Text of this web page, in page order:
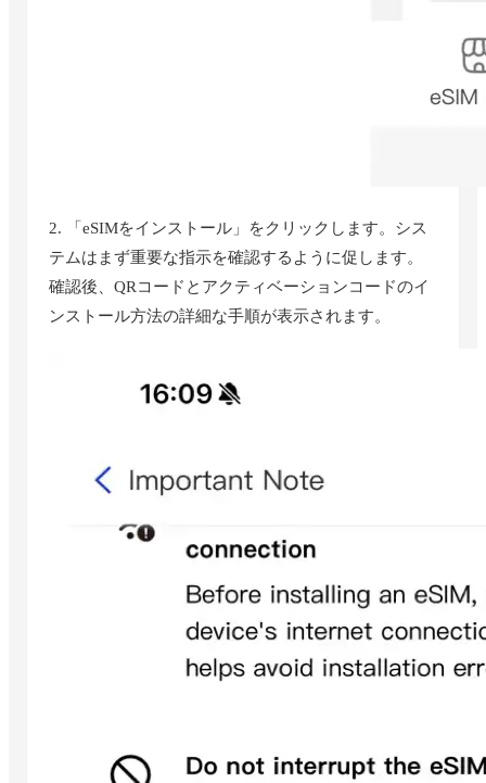
2. 「eSIMをインストール」をクリックします。シス
テムはまず重要な指示を確認するように促します。
確認後、QRコードとアクティベーションコードのイ
ンストール方法の詳細な手順が表示されます。